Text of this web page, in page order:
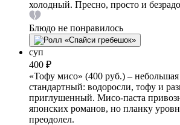
холодный. Пресно, просто и
Блюдо не понравилось
суп
400 ₽
«Тофу мисо» (400 руб.) –
стандартный: водоросли, тофу и
приглушенный. Мисо-паста
японских романов, но планку
преодолел.